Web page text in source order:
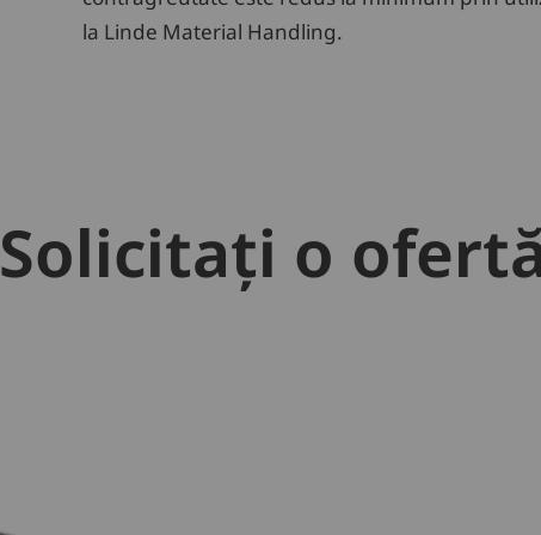
la Linde Material Handling.
Solicitați o